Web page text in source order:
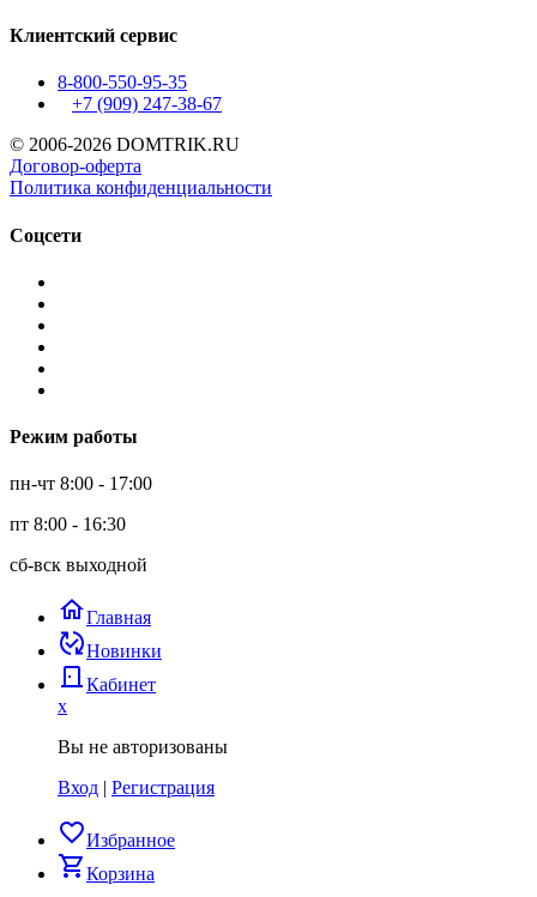
Клиентский сервис
8-800-550-95-35
+7 (909) 247-38-67
© 2006-2026 DOMTRIK.RU
Договор-оферта
Политика конфиденциальности
Соцсети
Режим работы
пн-чт 8:00 - 17:00
пт 8:00 - 16:30
сб-вск выходной
homeГлавная
published_with_changesНовинки
door_back Кабинет
x
Вы не авторизованы
Вход | Регистрация
favorite_borderИзбранное
shopping_cartКорзина